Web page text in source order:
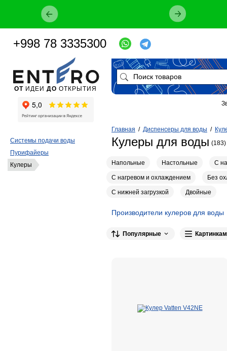
Главная / Диспенсеры для воды /
Кулеры для воды (183)
Напольные Настольные С
С нагревом и охлаждением Без
С нижней загрузкой Двойные
Производители кулеров для воды
Популярные
Системы подачи воды
Пурифайеры
Кулеры
ОТ ИДЕИ ДО ОТКРЫТИЯ
+998 78 3335300